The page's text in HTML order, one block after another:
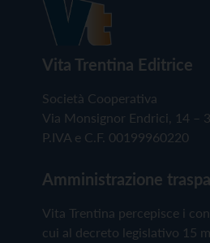
Vita Trentina Editrice
Società Cooperativa
Via Monsignor Endrici, 14 –
P.IVA e C.F. 00199960220
Amministrazione
Vita Trentina percepisce i
cui al decreto legislativo 15